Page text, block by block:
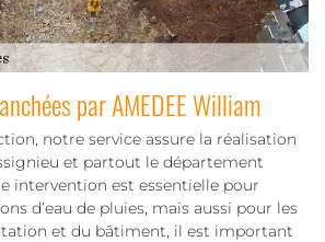
par AMEDEE William
notre service assure la réalisation
et partout le département
intervention est essentielle pour
d’eau de pluies, mais aussi pour les
et du bâtiment, il est important